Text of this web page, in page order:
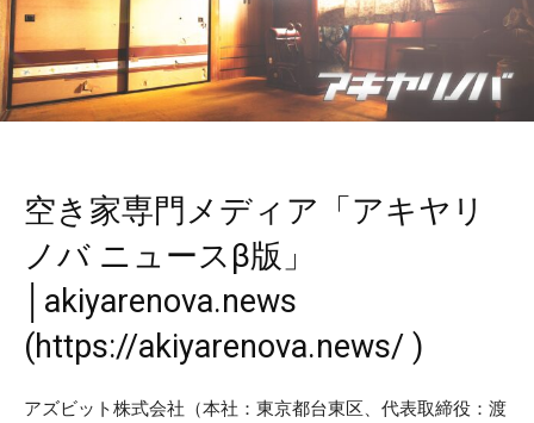
空き家専門メディア「アキヤリ
ノバ ニュースβ版」
│akiyarenova.news
(https://akiyarenova.news/ )
アズビット株式会社（本社：東京都台東区、代表取締役：渡